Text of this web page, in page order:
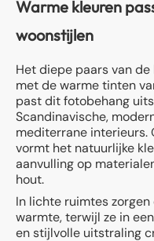
Warme kleuren
woonstijlen
Het diepe paars van
met de warme tinten
past dit fotobehang
Scandinavische,
mediterrane interieurs.
vormt het natuurlijke
aanvulling op
hout.
In lichte ruimtes
warmte, terwijl ze in
en stijlvolle uitstraling